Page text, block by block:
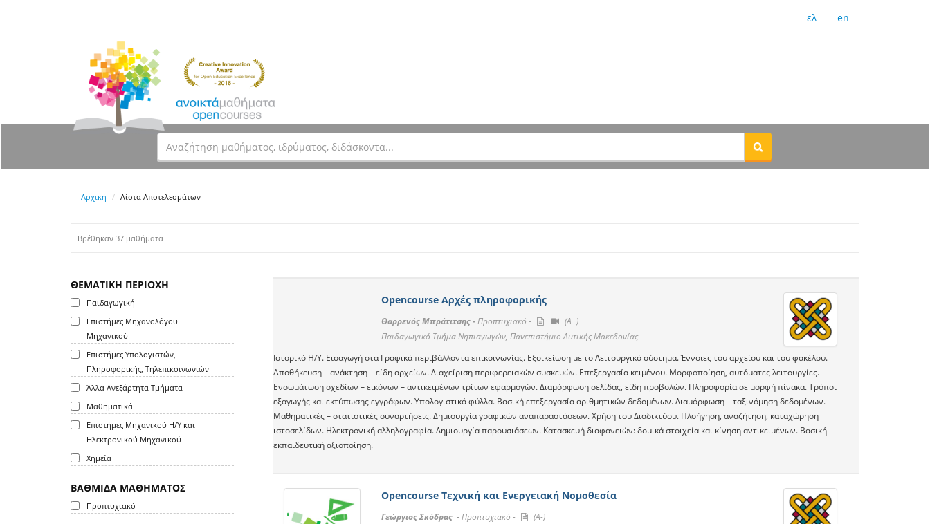
ελ en
Αρχική Λίστα Αποτελεσμάτων
Βρέθηκαν 37 μαθήματα
ΘΕΜΑΤΙΚΗ ΠΕΡΙΟΧΗ
Παιδαγωγική
Επιστήμες Μηχανολόγου
Μηχανικού
Επιστήμες Υπολογιστών,
Πληροφορικής, Τηλεπικοινωνιών
Άλλα Ανεξάρτητα Τμήματα
Μαθηματικά
Επιστήμες Μηχανικού Η/Υ και
Ηλεκτρονικού Μηχανικού
Χημεία
ΒΑΘΜΙΔΑ ΜΑΘΗΜΑΤΟΣ
Προπτυχιακό
Opencourse Αρχές πληροφορικής
Θαρρενός Μπράτιτσης -Προπτυχιακό -
(A+)
Παιδαγωγικό Τμήμα Νηπιαγωγών, Πανεπιστήμιο Δυτικής Μακεδονίας
Ιστορικό Η/Υ. Εισαγωγή στα Γραφικά περιβάλλοντα επικοινωνίας. Εξοικείωση με το Λειτουργικό σύστημα. Έννοιες του αρχείου και του φακέλου.
Αποθήκευση – ανάκτηση – είδη αρχείων. Διαχείριση περιφερειακών συσκευών. Επεξεργασία κειμένου. Μορφοποίηση, αυτόματες λειτουργίες.
Ενσωμάτωση σχεδίων – εικόνων – αντικειμένων τρίτων εφαρμογών. Διαμόρφωση σελίδας, είδη προβολών. Πληροφορία σε μορφή πίνακα. Τρόποι
εξαγωγής και εκτύπωσης εγγράφων. Υπολογιστικά φύλλα. Βασική επεξεργασία αριθμητικών δεδομένων. Διαμόρφωση – ταξινόμηση δεδομένων.
Μαθηματικές – στατιστικές συναρτήσεις. Δημιουργία γραφικών αναπαραστάσεων. Χρήση του Διαδικτύου. Πλοήγηση, αναζήτηση, καταχώρηση
ιστοσελίδων. Ηλεκτρονική αλληλογραφία. Δημιουργία παρουσιάσεων. Κατασκευή διαφανειών: δομικά στοιχεία και κίνηση αντικειμένων. Βασική
εκπαιδευτική αξιοποίηση.
Opencourse Τεχνική και Ενεργειακή Νομοθεσία
Γεώργιος Σκόδρας -Προπτυχιακό -
(A-)